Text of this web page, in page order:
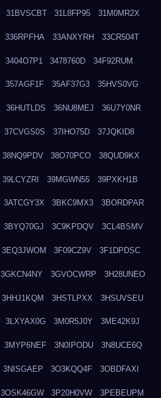
31BVSCBT 31L8FP95 31M0MR2X
336RPFHA 33ANXYRH 33CR504T
3404O7P1 3478760D 34F92RUM
357AGF1F 35AF37G3 35HVS0VG
36HUTLDS 36NU8MEJ 36U7Y0NR
37CVGS0S 37IHO75D 37JQKID8
38NQ9PDV 38O70PCO 38QUD9KX
39LCYZRI 39MGWN55 39PXKH1B
3ATCGY3X 3BKC9MX3 3BORDPAR
3BYQ70GJ 3C9KPDQV 3CL4BSMV
3EQ3JWOM 3F09CZ9V 3F1DPDSC
3GKCN4NY 3GVOCWRP 3H28UNEO
3HHJ1KQM 3HSTLPXX 3HSUVSEU
3LXYAX0G 3M0R5J0Y 3ME42K9J
3MYP6NEF 3N0IPODU 3N8UCE6Q
3NISGAEP 3O3KQQ4F 3OBDFAXI
3OSK46GW 3P20H0VW 3PEBEUPM